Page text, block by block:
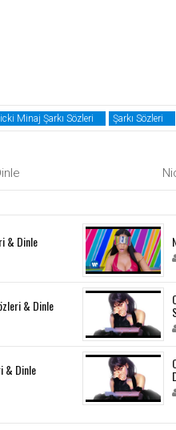
Minaj Şarkı Sözleri Şarkı Sözleri
& Dinle
& Dinle
& Dinle